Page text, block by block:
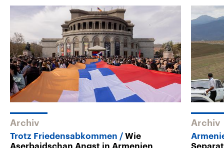
Archiv
Trotz Friedensabkommen
Wie
Archiv